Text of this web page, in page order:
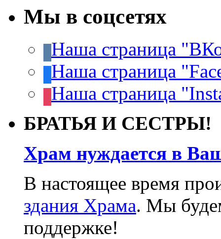
Мы в соцсетях
Наша страница
Наша страница
Наша страница
БРАТЬЯ И СЕСТРЫ!
Храм нуждается в
В настоящее время
здания Храма. Мы
поддержке!